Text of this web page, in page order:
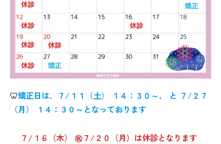
🦷矯正日は、７/１１（土） １４：３０～、
と ７/２７
（月）
１４：３０～ となっております
７/１６（木） ㊗７/２０（月）は休診となります